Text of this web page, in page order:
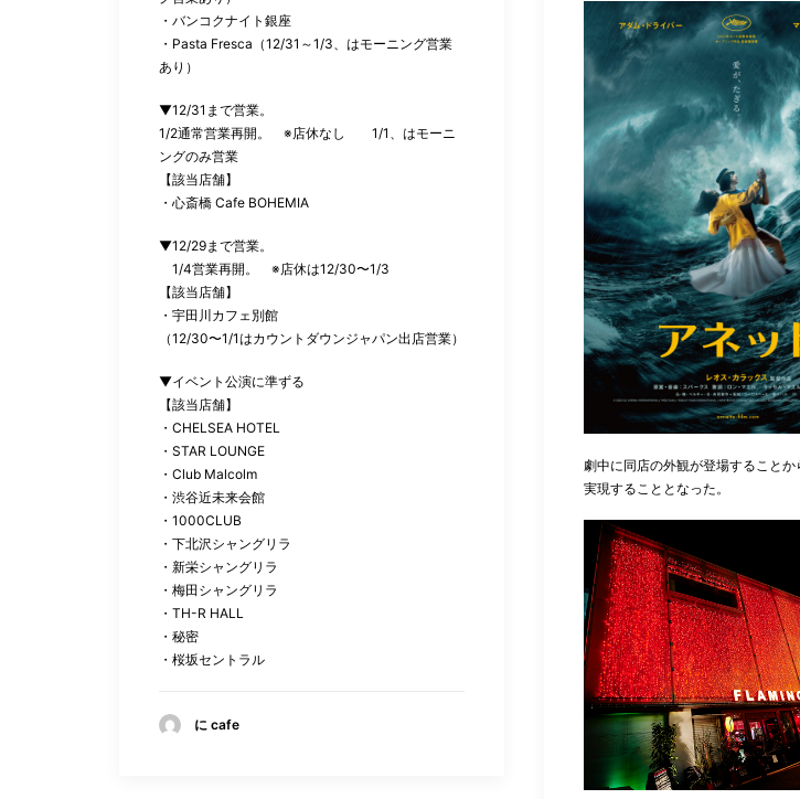
・バンコクナイト銀座
・ Pasta Fresca （12/31 ～1/3、はモーニング営業
あり）
▼12/31 まで営業。
1/2通常営業再開。 ※店休なし 1/1 、はモーニ
ングのみ営業
【該当店舗】
・心斎橋 Cafe BOHEMIA
▼12/29まで営業。
1/4営業再開。 ※店休は12/30〜1/3
【該当店舗】
・宇田川カフェ別館
（12/30〜1/1はカウントダウンジャパン出店営業）
▼イベント公演に準ずる
【該当店舗】
・ CHELSEA HOTEL
・ STAR LOUNGE
・ Club Malcolm
・渋谷近未来会館
・ 1000CLUB
・下北沢シャングリラ
・新栄シャングリラ
・梅田シャングリラ
・ TH-R HALL
・秘密
・桜坂セントラル
に cafe
劇中に同店の外観が登場すること
実現することとなった。